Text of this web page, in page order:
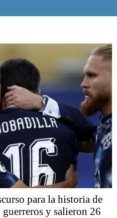
para la historia de
y salieron 26